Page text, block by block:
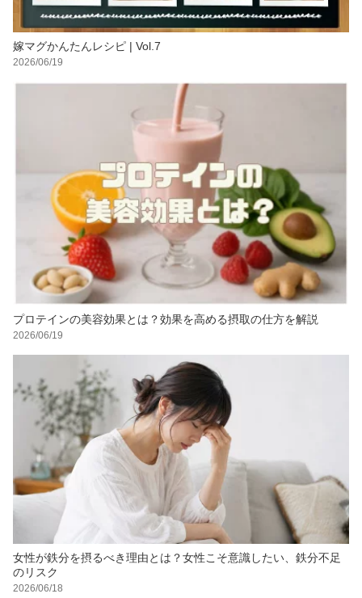
嫁マグかんたんレシピ | Vol.7
2026/06/19
プロテインの美容効果とは？効果を高める摂取の仕方を解説
2026/06/19
女性が鉄分を摂るべき理由とは？女性こそ意識したい、鉄分不足
のリスク
2026/06/18